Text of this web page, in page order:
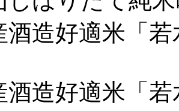
造好適米「若
造好適米「